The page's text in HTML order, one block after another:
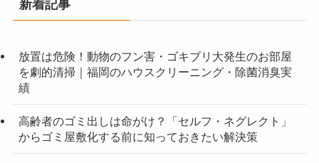
新着記事
放置は危険！動物のフン害・ゴキブリ大発生のお部屋
を劇的清掃｜福岡のハウスクリーニング・除菌消臭実
績
高齢者のゴミ出しは命がけ？「セルフ・ネグレクト」
からゴミ屋敷化する前に知っておきたい解決策